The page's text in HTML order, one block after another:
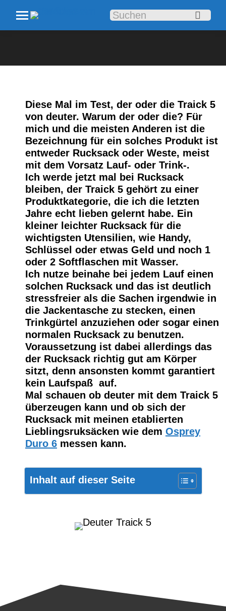
Search:
Diese Mal im Test, der oder die Traick 5
von deuter. Warum der oder die? Für
mich und die meisten Anderen ist die
Bezeichnung für ein solches Produkt ist
entweder Rucksack oder Weste, meist
mit dem Vorsatz Lauf- oder Trink-.
Ich werde jetzt mal bei Rucksack
bleiben, der Traick 5 gehört zu einer
Produktkategorie, die ich die letzten
Jahre echt lieben gelernt habe. Ein
kleiner leichter Rucksack für die
wichtigsten Utensilien, wie Handy,
Schlüssel oder etwas Geld und noch 1
oder 2 Softflaschen mit Wasser.
Ich nutze beinahe bei jedem Lauf einen
solchen Rucksack und das ist deutlich
stressfreier als die Sachen irgendwie in
die Jackentasche zu stecken, einen
Trinkgürtel anzuziehen oder sogar einen
normalen Rucksack zu benutzen.
Voraussetzung ist dabei allerdings das
der Rucksack richtig gut am Körper
sitzt, denn ansonsten kommt garantiert
kein Laufspaß auf.
Mal schauen ob deuter mit dem Traick 5
überzeugen kann und ob sich der
Rucksack mit meinen etablierten
Lieblingsruksäcken wie dem Osprey
Duro 6 messen kann.
Inhalt auf dieser Seite